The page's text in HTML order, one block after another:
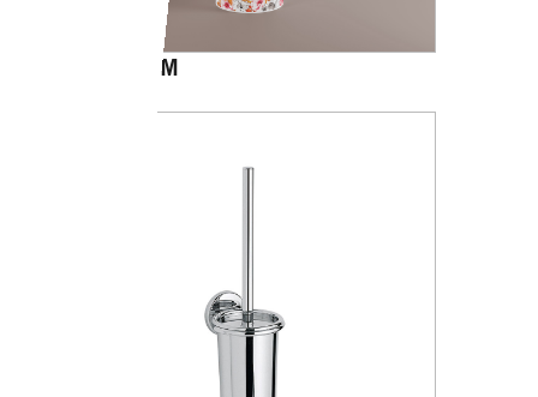
CALVARIAM